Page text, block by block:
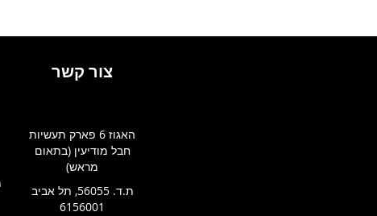
צור קשר
האגוז 6 פארק תעשיות
חבל מודיעין (בתאום
מראש)
ת.ד. 56055, תל אביב
6156001